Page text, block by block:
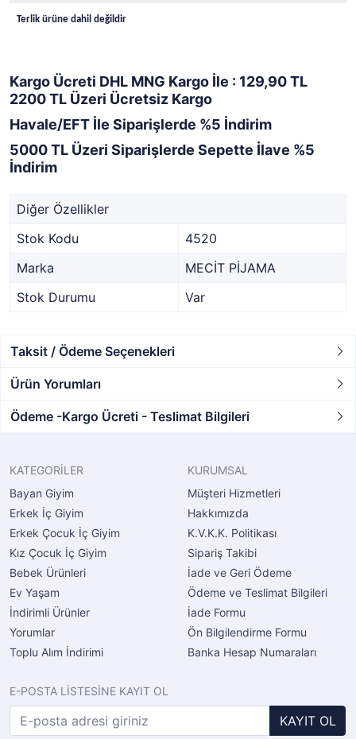
Terlik ürüne dahil değildir
Kargo Ücreti DHL MNG Kargo İle : 129,90 TL
2200 TL Üzeri Ücretsiz Kargo
Havale/EFT İle Siparişlerde %5 İndirim
5000 TL Üzeri Siparişlerde Sepette İlave %5
İndirim
Diğer Özellikler
Stok Kodu
4520
Marka
MECİT PİJAMA
Stok Durumu
Var
Taksit / Ödeme Seçenekleri
Ürün Yorumları
Ödeme -Kargo Ücreti - Teslimat Bilgileri
KATEGORİLER
Bayan Giyim
Erkek İç Giyim
Erkek Çocuk İç Giyim
Kız Çocuk İç Giyim
Bebek Ürünleri
Ev Yaşam
İndirimli Ürünler
Yorumlar
Toplu Alım İndirimi
KURUMSAL
Müşteri Hizmetleri
Hakkımızda
K.V.K.K. Politikası
Sipariş Takibi
İade ve Geri Ödeme
Ödeme ve Teslimat Bilgileri
İade Formu
Ön Bilgilendirme Formu
Banka Hesap Numaraları
E-POSTA LİSTESİNE KAYIT OL
KAYIT OL